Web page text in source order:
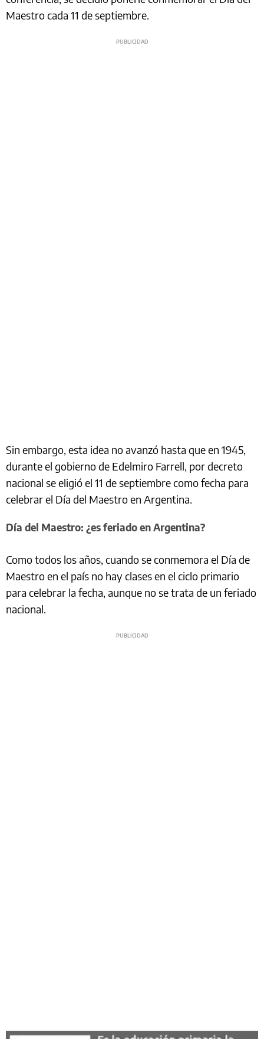
Maestro cada 11 de septiembre.
Sin embargo, esta idea no avanzó hasta que en 1945,
durante el gobierno de Edelmiro Farrell, por decreto
nacional se eligió el 11 de septiembre como fecha para
celebrar el Día del Maestro en Argentina.
Día del Maestro: ¿es feriado en Argentina?
Como todos los años, cuando se conmemora el Día de
Maestro en el país no hay clases en el ciclo primario
para celebrar la fecha, aunque no se trata de un feriado
nacional.